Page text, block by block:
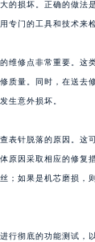
的损坏。正确的做法
专门的工具和技术来
维修点非常重要。这
质量。同时，在送去
生意外损坏。
表针脱落的原因。这
原因采取相应的修复
；如果是机芯磨损，
行彻底的功能测试，